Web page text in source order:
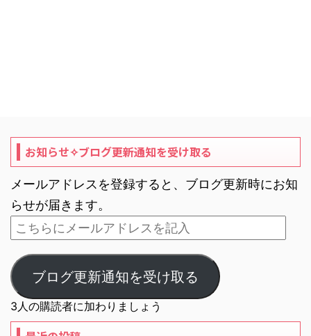
お知らせ✧ブログ更新通知を受け取る
メールアドレスを登録すると、ブログ更新時にお知
らせが届きます。
ブログ更新通知を受け取る
3人の購読者に加わりましょう